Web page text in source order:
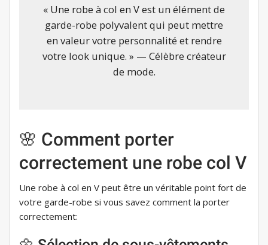
« Une robe à col en V est un élément de
garde-robe polyvalent qui peut mettre
en valeur votre personnalité et rendre
votre look unique. » — Célèbre créateur
de mode.
🌸 Comment porter
correctement une robe col V
Une robe à col en V peut être un véritable point fort de
votre garde-robe si vous savez comment la porter
correctement: